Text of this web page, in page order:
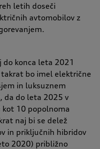
letih doseči
avtomobilov z
konca leta 2021
bo imel električne
in luksuznem
da do leta 2025 v
10 popolnoma
naj bi se delež
in priključnih hibridov
2020) približno